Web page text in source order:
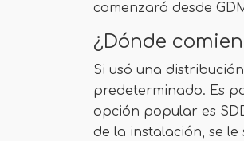
comenzará desde
¿Dónde
Si usó una
predeterminado. Es
opción popular es
de la instalación, se